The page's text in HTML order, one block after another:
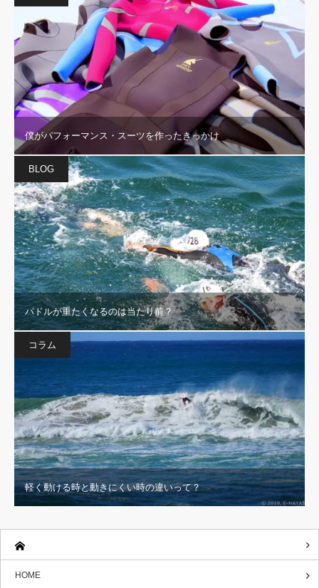
僕がパフォーマンス・スーツを作ったきっかけ
BLOG
パドルが重たくなるのは当たり前？
コラム
軽く動ける時と動きにくい時の違いって？
HOME